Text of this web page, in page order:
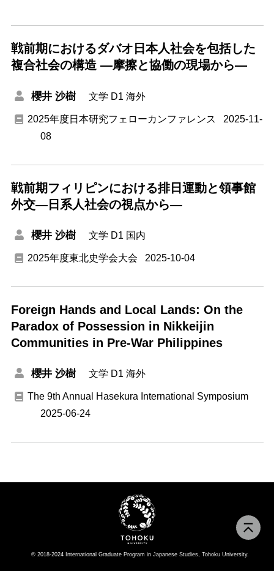
戦前期におけるダバオ日本人社会を包括した
複合社会の構造 ―摩擦と協働の現場から―
櫻井 沙樹 文学 D1 海外
2025年度日本研究フェローカンファレンス
2025-11-
08
戦前期フィリピンにおける排日運動と領事館
外交―日系人社会の視点から―
櫻井 沙樹 文学 D1 国内
2025年度東北史学会大会 2025-10-04
Foreign Hands and Local Lands: On the
Paradox of Possession in Nikkeijin
Communities in Pre-War Philippines
櫻井 沙樹 文学 D1 海外
The 9th Annual Hasekura International Symposium
2025-06-24
© 2018-2024 International Graduate Program in Japanese Studies, Tohoku University.